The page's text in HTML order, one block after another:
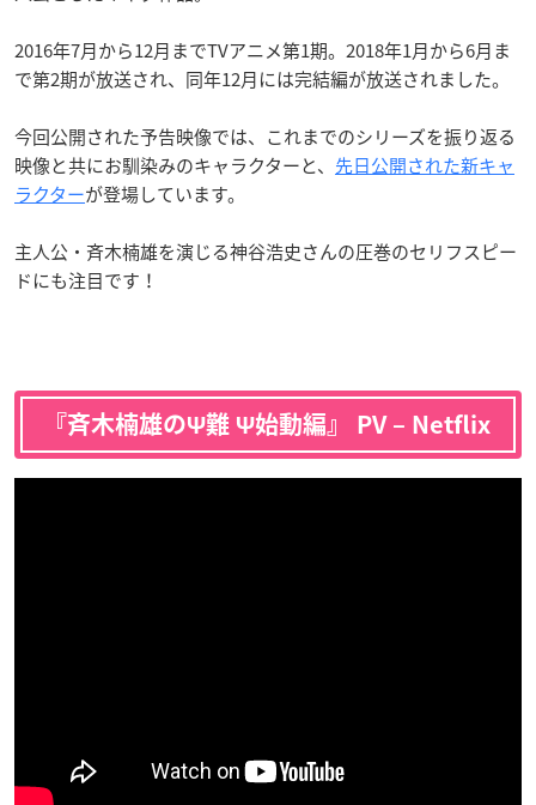
2016年7月から12月までTVアニメ第1期。2018年1月から6月ま
で第2期が放送され、同年12月には完結編が放送されました。
今回公開された予告映像では、これまでのシリーズを振り返る
映像と共にお馴染みのキャラクターと、 先日公開された新キャ
ラクターが登場しています。
主人公・斉木楠雄を演じる神谷浩史さんの圧巻のセリフスピー
ドにも注目です！
『斉木楠雄のΨ難 Ψ始動編』 PV – Netflix